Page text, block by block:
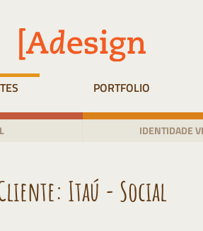
PORTFOLIO
IDENTIDADE
Itaú - Social